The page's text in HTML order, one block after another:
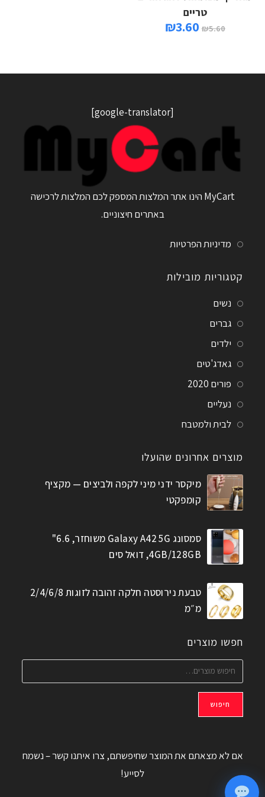
טריים
₪5.60
₪3.60
[google-translator]
MyCart הינו אתר המלצות המספק לכם המלצות לרכישה
באתרים חיצוניים.
מדיניות הפרטיות
קטגוריות מובילות
נשים
גברים
ילדים
גאדג'טים
פורים 2020
נעליים
לבית ולמטבח
מוצרים אחרונים שהועלו
מיקסר ידני מיני לקפה ולביצים — מקציף
קומפקטי
סמסונג Galaxy A42 5G משוחזר, 6.6"
4GB/128GB, דואל סים
טבעת נירוסטה חלקה זהובה לזוגות 2/4/6/8
מ״מ
חפשו מוצרים
חיפוש
אם לא מצאתם את המוצר שחיפשתם, צרו איתנו קשר – נשמח
לסייע!